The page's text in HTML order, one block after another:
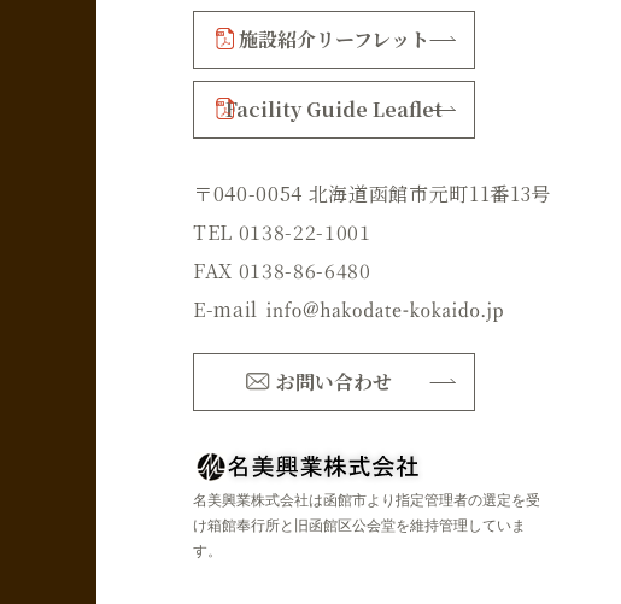
施設紹介リーフレット
Facility Guide Leaflet
〒040-0054 北海道函館市元町11番13号
TEL 0138-22-1001
FAX 0138-86-6480
E-mail
お問い合わせ
名美興業株式会社は函館市より指定管理者の選定を受
け箱館奉行所と旧函館区公会堂を維持管理していま
す。